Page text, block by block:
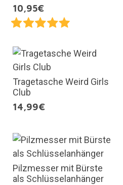
10,95€
Tragetasche Weird Girls
Club
14,99€
Pilzmesser mit Bürste
als Schlüsselanhänger